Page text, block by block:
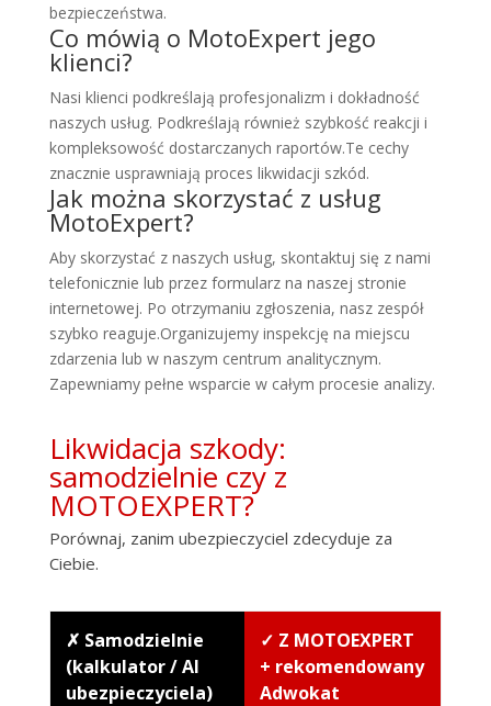
bezpieczeństwa.
Co mówią o MotoExpert jego
klienci?
Nasi klienci podkreślają profesjonalizm i dokładność
naszych usług. Podkreślają również szybkość reakcji i
kompleksowość dostarczanych raportów.Te cechy
znacznie usprawniają proces likwidacji szkód.
Jak można skorzystać z usług
MotoExpert?
Aby skorzystać z naszych usług, skontaktuj się z nami
telefonicznie lub przez formularz na naszej stronie
internetowej. Po otrzymaniu zgłoszenia, nasz zespół
szybko reaguje.Organizujemy inspekcję na miejscu
zdarzenia lub w naszym centrum analitycznym.
Zapewniamy pełne wsparcie w całym procesie analizy.
Likwidacja szkody:
samodzielnie czy z
MOTOEXPERT?
Porównaj, zanim ubezpieczyciel zdecyduje za
Ciebie.
✗ Samodzielnie
(kalkulator / AI
ubezpieczyciela)
✓ Z MOTOEXPERT
+ rekomendowany
Adwokat